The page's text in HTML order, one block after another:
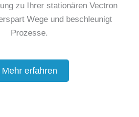
zu Ihrer stationären Vectron
Wege und beschleunigt
Prozesse.
Mehr erfahren